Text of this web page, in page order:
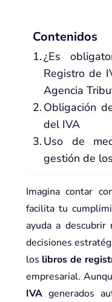
Contenidos
¿Es
Registro de
Agencia
Obligación
del IVA
Uso de
gestión de
Imagina contar
facilita tu
ayuda a descubrir
decisiones
los libros de
empresarial.
IVAgenerados